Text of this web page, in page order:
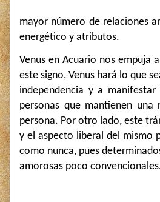
mayor número de relaciones
energético y atributos.
Venus en Acuario nos empuja
este signo, Venus hará lo que
independencia y a
personas que mantienen
persona. Por otro lado, este
y el aspecto liberal del mismo
como nunca, pues
amorosas poco